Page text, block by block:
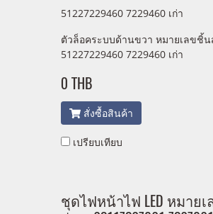
51227229460 7229460 เก่า
ตัวล็อคระบบด้านขวา หมายเลขชิ้
51227229460 7229460 เก่า
0 THB
สั่งซื้อสินค้า
เปรียบเทียบ
ชุดไฟหน้าไฟ LED หมาย